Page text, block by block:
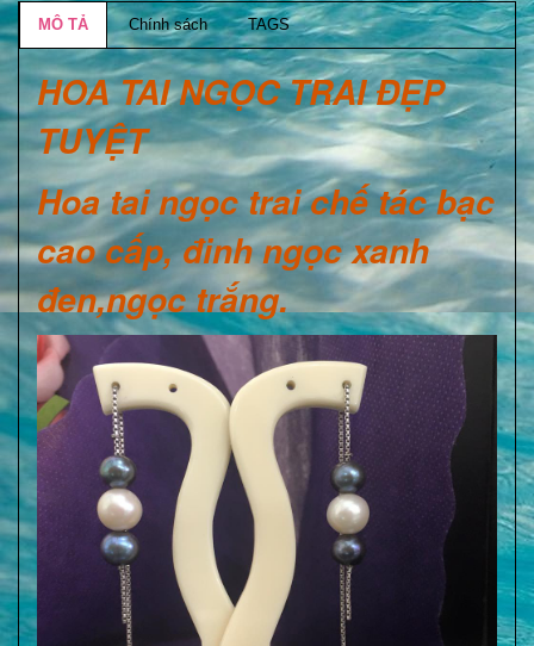
MÔ TẢ Chính sách TAGS
HOA TAI NGỌC TRAI ĐẸP
TUYỆT
Hoa tai ngọc trai chế tác bạc
cao cấp, đinh ngọc xanh
đen,ngọc trắng.